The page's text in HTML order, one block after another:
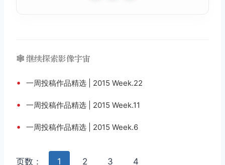
🕸️ 继续探索影像宇宙
• 一周投稿作品精选 | 2015 Week.22
• 一周投稿作品精选 | 2015 Week.11
• 一周投稿作品精选 | 2015 Week.6
页数： 1 2 3 4